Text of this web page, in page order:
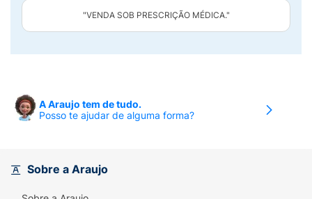
"VENDA SOB PRESCRIÇÃO MÉDICA."
A Araujo tem de tudo.
Posso te ajudar de alguma forma?
Sobre a Araujo